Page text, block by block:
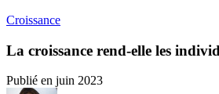
Croissance
La croissance rend-elle les
Publié en juin 2023